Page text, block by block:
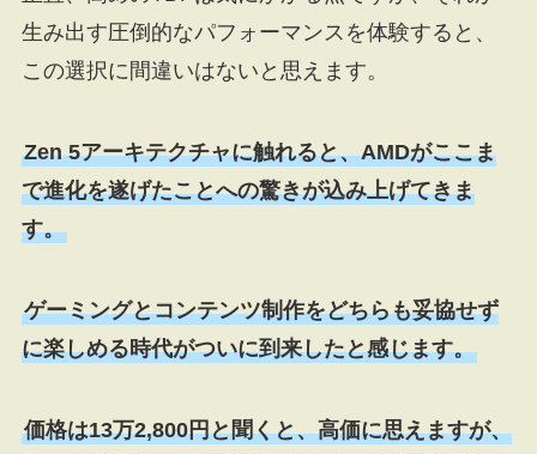
生み出す圧倒的なパフォーマンスを体験すると、
この選択に間違いはないと思えます。
Zen 5アーキテクチャに触れると、AMDがここま
で進化を遂げたことへの驚きが込み上げてきま
す。
ゲーミングとコンテンツ制作をどちらも妥協せず
に楽しめる時代がついに到来したと感じます。
価格は13万2,800円と聞くと、高価に思えますが、